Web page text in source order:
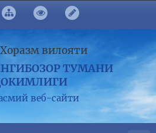
Хоразм вилояти
ТУМАНИ
веб-сайти